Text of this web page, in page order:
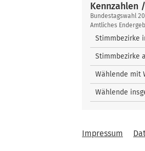
Kennzahlen
Kennzahlen
/
Wahlstatistik
Bundestagswahl
Amtliches
Stimmbezirke
Stimmbezirke
Wählende mit
Wählende
Impressum